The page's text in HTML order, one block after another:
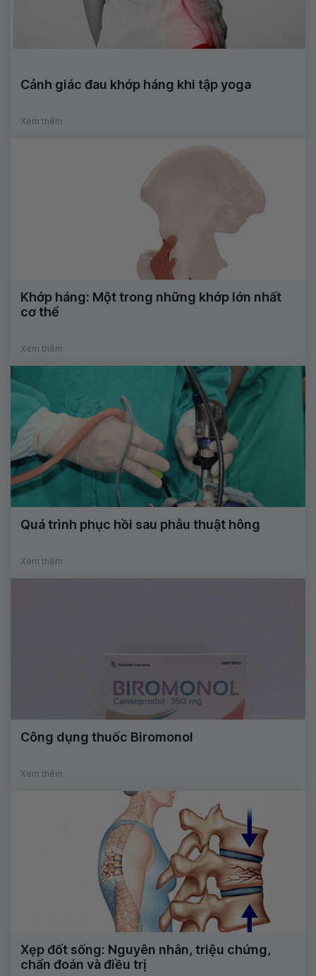
Cảnh giác đau khớp háng khi tập yoga
Xem thêm
Khớp háng: Một trong những khớp lớn nhất
cơ thể
Xem thêm
Quá trình phục hồi sau phẫu thuật hông
Xem thêm
Công dụng thuốc Biromonol
Xem thêm
Xẹp đốt sống: Nguyên nhân, triệu chứng,
chẩn đoán và điều trị